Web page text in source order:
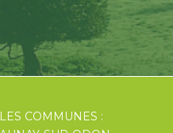
LES COMMUNES :